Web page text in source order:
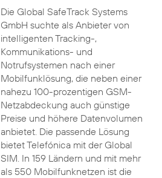
Die Global SafeTrack Systems
GmbH suchte als Anbieter von
intelligenten Tracking-,
Kommunikations- und
Notrufsystemen nach einer
Mobilfunklösung, die neben einer
nahezu 100-prozentigen GSM-
Netzabdeckung auch günstige
Preise und höhere Datenvolumen
anbietet. Die passende Lösung
bietet Telefónica mit der Global
SIM. In 159 Ländern und mit mehr
als 550 Mobilfunknetzen ist die